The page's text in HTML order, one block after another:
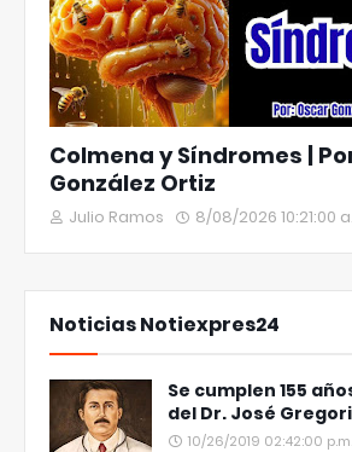
Colmena y Síndromes |
González Ortiz
Julio Ramos 8/08/2026 10:21:00
Noticias Notiexpres24
Se cumplen 155
del Dr. José
10/26/2019 02:42:00 p.m.